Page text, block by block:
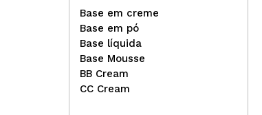
The Fruit Company -
Espuma Esfoliante Corporal
Base em creme
Base em pó
Base líquida
Base Mousse
BB Cream
CC Cream